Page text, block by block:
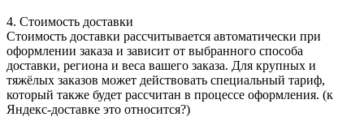
4. Стоимость доставки
Стоимость доставки рассчитывается автоматически при
оформлении заказа и зависит от выбранного способа
доставки, региона и веса вашего заказа. Для крупных и
тяжёлых заказов может действовать специальный тариф,
который также будет рассчитан в процессе оформления. (к
Яндекс-доставке это относится?)